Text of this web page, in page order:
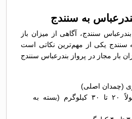
به سنندج
سنندج، آگاهی از میزان باز
سنندج یکی از مهم‌ترین نکاتی است
بار مجاز در پرواز بندرعباس سنندج
(چمدان اصلی)
در کلاس اکونومی: معمولاً ۲۰ تا ۳۰ کیلوگرم (بسته به